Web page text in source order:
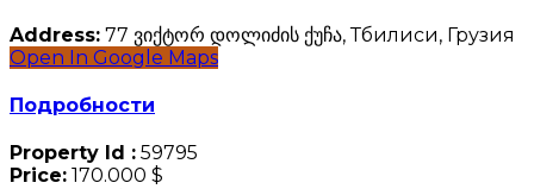
Address: 77 ვიქტორ დოლიძის ქუჩა, Тбилиси, Грузия
Open In Google Maps
Подробности
Property Id : 59795
Price: 170.000 $